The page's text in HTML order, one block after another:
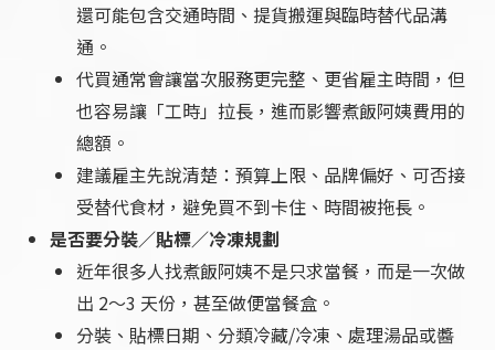
還可能包含交通時間、提貨搬運與臨時替代品溝
通。
代買通常會讓當次服務更完整、更省雇主時間，但
也容易讓「工時」拉長，進而影響煮飯阿姨費用的
總額。
建議雇主先說清楚：預算上限、品牌偏好、可否接
受替代食材，避免買不到卡住、時間被拖長。
是否要分裝／貼標／冷凍規劃
近年很多人找煮飯阿姨不是只求當餐，而是一次做
出 2～3 天份，甚至做便當餐盒。
分裝、貼標日期、分類冷藏/冷凍、處理湯品或醬